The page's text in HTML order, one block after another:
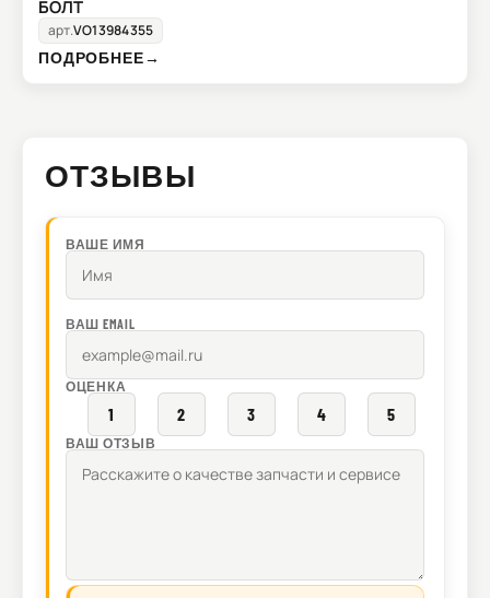
БОЛТ
арт.VO13984355
ПОДРОБНЕЕ→
ОТЗЫВЫ
ВАШЕ ИМЯ
ВАШ EMAIL
ОЦЕНКА
1 2 3 4 5
ВАШ ОТЗЫВ